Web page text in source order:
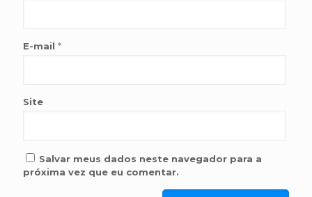
E-mail *
Site
Salvar meus dados neste navegador para a
próxima vez que eu comentar.